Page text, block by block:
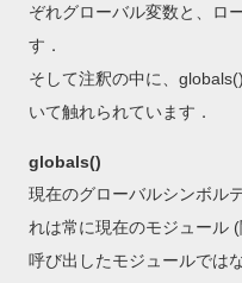
ぞれグローバル変数と、ロ
す．
そして注釈の中に、
いて触れられています．
globals()
現在のグローバルシンボル
れは常に現在のモジュール
呼び出したモジュールでは